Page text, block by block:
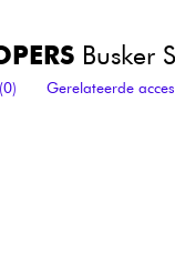
Busker
Gerelateerde